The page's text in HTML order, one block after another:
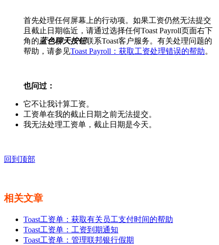
首先处理任何屏幕上的行动项。如果工资仍然无法提交
且截止日期临近，请通过选择任何Toast Payroll页面右下
角的蓝色聊天按钮联系Toast客户服务。有关处理问题的
帮助，请参见Toast Payroll：获取工资处理错误的帮助。
也问过：
它不让我计算工资。
工资单在我的截止日期之前无法提交。
我无法处理工资单，截止日期是今天。
回到顶部
相关文章
Toast工资单：获取有关员工支付时间的帮助
Toast工资单：工资到期通知
Toast工资单：管理联邦银行假期